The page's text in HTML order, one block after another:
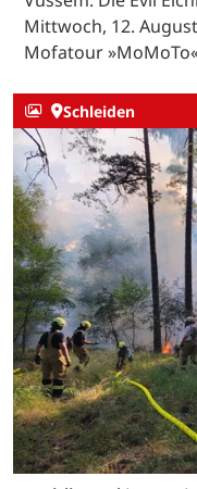
Mittwoch, 12.
Mofatour
Schleiden